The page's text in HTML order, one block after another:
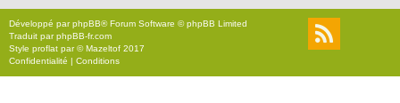
c
r
Développé parphpBB® Forum Software © phpBB Limited
Traduit parphpBB-fr.com
Style proflat par ©Mazeltof 2017
Confidentialité | Conditions